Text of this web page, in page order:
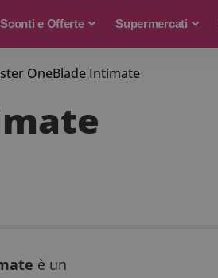
Sconti e Offerte Supermercati
OneBlade Intimate
è un